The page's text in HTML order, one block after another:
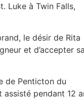
Luke à Twin Falls,
le désir de Rita
et d’accepter
de Penticton du
pendant 12